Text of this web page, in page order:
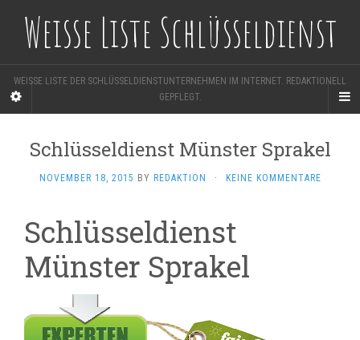
Weisse Liste Schlüsseldienst
WEISSE LISTE DER SCHLÜSSELDIENSTUNTERNEHMEN IM INTERNET. REDAKTIONELL
GEPFLEGT.
Schlüsseldienst Münster Sprakel
NOVEMBER 18, 2015 BY REDAKTION · KEINE KOMMENTARE
Schlüsseldienst
Münster Sprakel